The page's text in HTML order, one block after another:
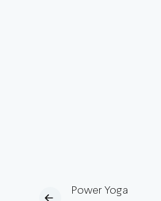
Power Yoga